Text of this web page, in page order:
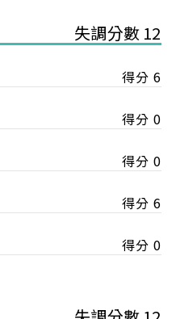
失調分數 12
得分 6
得分 0
得分 0
得分 6
得分 0